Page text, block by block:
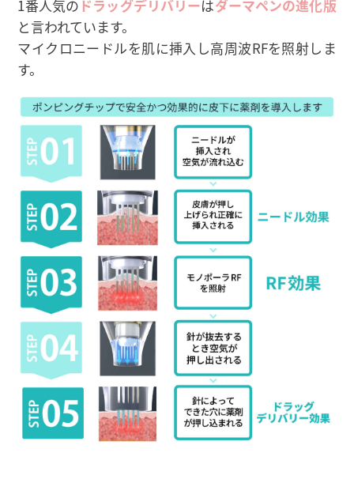
1番人気の ドラッグデリバリーはダーマペンの進化版
と言われています。
マイクロニードルを肌に挿入し高周波RFを照射しま
す。